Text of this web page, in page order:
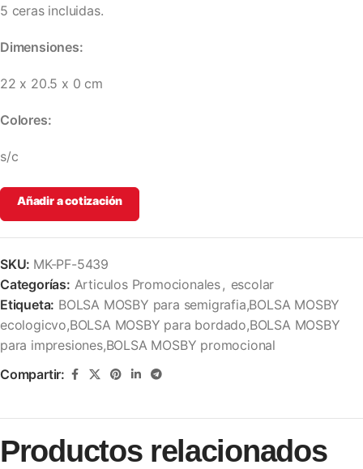
5 ceras incluidas.
Dimensiones:
22 x 20.5 x 0 cm
Colores:
s/c
Añadir a cotización
SKU: MK-PF-5439
Categorías: Articulos Promocionales, escolar
Etiqueta: BOLSA MOSBY para semigrafia,BOLSA MOSBY
ecologicvo,BOLSA MOSBY para bordado,BOLSA MOSBY
para impresiones,BOLSA MOSBY promocional
Compartir:
Productos relacionados